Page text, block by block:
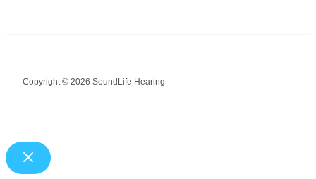
Copyright © 2026 SoundLife Hearing